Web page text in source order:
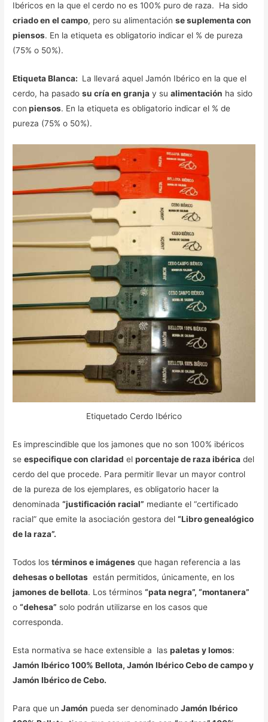
Ibéricos en la que el cerdo no es 100% puro de raza. Ha sido
criado en el campo, pero su alimentaciónse suplementa con
piensos. En la etiqueta es obligatorio indicar el % de pureza
(75% o 50%).
Etiqueta Blanca: La llevará aquel Jamón Ibérico en la que el
cerdo, ha pasadosu cría en granja y sualimentación ha sido
con piensos. En la etiqueta es obligatorio indicar el % de
pureza (75% o 50%).
Etiquetado Cerdo Ibérico
Es imprescindible que los jamones que no son 100% ibéricos
seespecifique con claridad elporcentaje de raza ibérica del
cerdo del que procede. Para permitir llevar un mayor control
de la pureza de los ejemplares, es obligatorio hacer la
denominada“justificación racial” mediante el “certificado
racial” que emite la asociación gestora del“Libro genealógico
de la raza”.
Todos lostérminos e imágenes que hagan referencia a las
dehesas o bellotas están permitidos, únicamente, en los
jamones de bellota. Los términos“pata negra”, “montanera”
o“dehesa” solo podrán utilizarse en los casos que
corresponda.
Esta normativa se hace extensible a laspaletas y lomos:
Jamón Ibérico 100% Bellota, Jamón Ibérico Cebo de campo y
Jamón Ibérico de Cebo.
Para que un Jamón pueda ser denominadoJamón Ibérico